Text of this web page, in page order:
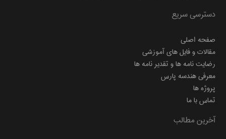
دسترسی سریع
صفحه اصلی
مقالات و فایل های آموزشی
رضایت نامه ها و تقدیر نامه ها
معرفی هندسه پارس
پروژه ها
تماس با ما
آخرین مطالب